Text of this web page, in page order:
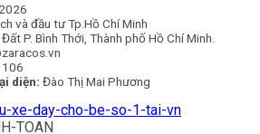
và đầu tư Tp.Hồ Chí Minh
P. Bình Thới, Thành phố Hồ Chí Minh.
diện: Đào Thị Mai Phương